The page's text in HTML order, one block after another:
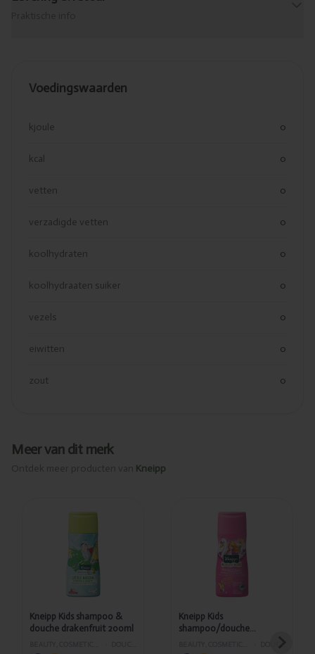
Voedingswaarden
kjoule 0
kcal 0
vetten 0
verzadigde vetten 0
koolhydraten 0
koolhydraaten suiker 0
vezels 0
eiwitten 0
zout 0
Meer van dit merk
Ontdek meer producten van Kneipp
douche
drakenfruit
200ml
Kneipp Kids shampoo &
douche drakenfruit 200ml
zeemeermin
200ml
Kneipp Kids
shampoo/douche
DOUCHE EN BAD